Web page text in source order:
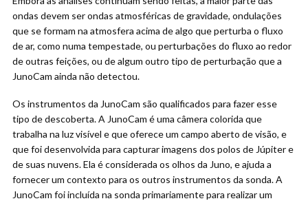
ondas devem ser ondas atmosféricas de gravidade, ondulações
que se formam na atmosfera acima de algo que perturba o fluxo
de ar, como numa tempestade, ou perturbações do fluxo ao redor
de outras feições, ou de algum outro tipo de perturbação que a
JunoCam ainda não detectou.
Os instrumentos da JunoCam são qualificados para fazer esse
tipo de descoberta. A JunoCam é uma câmera colorida que
trabalha na luz visível e que oferece um campo aberto de visão, e
que foi desenvolvida para capturar imagens dos polos de Júpiter e
de suas nuvens. Ela é considerada os olhos da Juno, e ajuda a
fornecer um contexto para os outros instrumentos da sonda. A
JunoCam foi incluída na sonda primariamente para realizar um